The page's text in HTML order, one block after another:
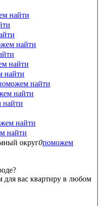
найти
найти
найти
найти
найти
найти
найти
найти
округ0поможем
для вас квартиру в любом